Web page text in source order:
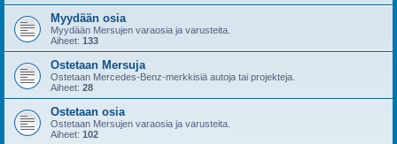
Myydään osia
Myydään Mersujen varaosia ja varusteita.
Aiheet: 133
Ostetaan Mersuja
Ostetaan Mercedes-Benz-merkkisiä autoja tai projekteja.
Aiheet: 28
Ostetaan osia
Ostetaan Mersujen varaosia ja varusteita.
Aiheet: 102